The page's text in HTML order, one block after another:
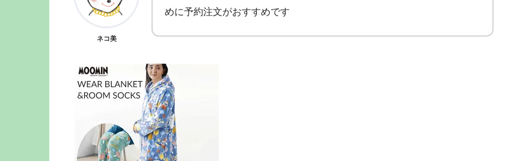
ネコ美
めに予約注文がおすすめです